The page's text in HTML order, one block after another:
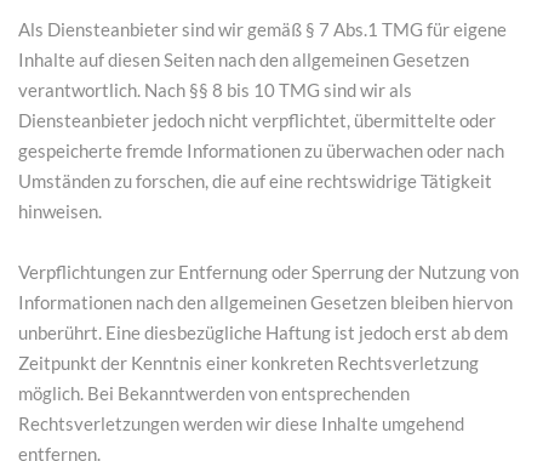
Als Diensteanbieter sind wir gemäß § 7 Abs.1 TMG für eigene
Inhalte auf diesen Seiten nach den allgemeinen Gesetzen
verantwortlich. Nach §§ 8 bis 10 TMG sind wir als
Diensteanbieter jedoch nicht verpflichtet, übermittelte oder
gespeicherte fremde Informationen zu überwachen oder nach
Umständen zu forschen, die auf eine rechtswidrige Tätigkeit
hinweisen.
Verpflichtungen zur Entfernung oder Sperrung der Nutzung von
Informationen nach den allgemeinen Gesetzen bleiben hiervon
unberührt. Eine diesbezügliche Haftung ist jedoch erst ab dem
Zeitpunkt der Kenntnis einer konkreten Rechtsverletzung
möglich. Bei Bekanntwerden von entsprechenden
Rechtsverletzungen werden wir diese Inhalte umgehend
entfernen.